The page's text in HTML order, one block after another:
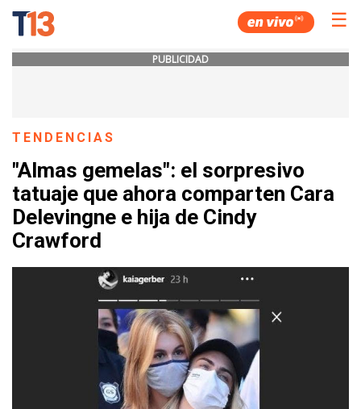
☰
PUBLICIDAD
TENDENCIAS
"Almas gemelas": el sorpresivo
tatuaje que ahora comparten Cara
Delevingne e hija de Cindy
Crawford